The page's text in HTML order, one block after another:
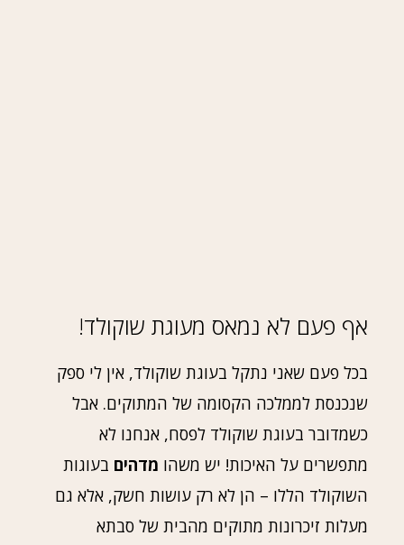
אף פעם לא נמאס מעוגת שוקולד!
בכל פעם שאני נתקל בעוגת שוקולד, אין לי ספק
שנכנסת לממלכה הקסומה של המתוקים. אבל
כשמדובר בעוגת שוקולד לפסח, אנחנו לא
מתפשרים על האיכות! יש משהו מדהים בעוגות
השוקולד הללו – הן לא רק עושות חשק, אלא גם
מעלות זיכרונות מתוקים מהבית של סבתא